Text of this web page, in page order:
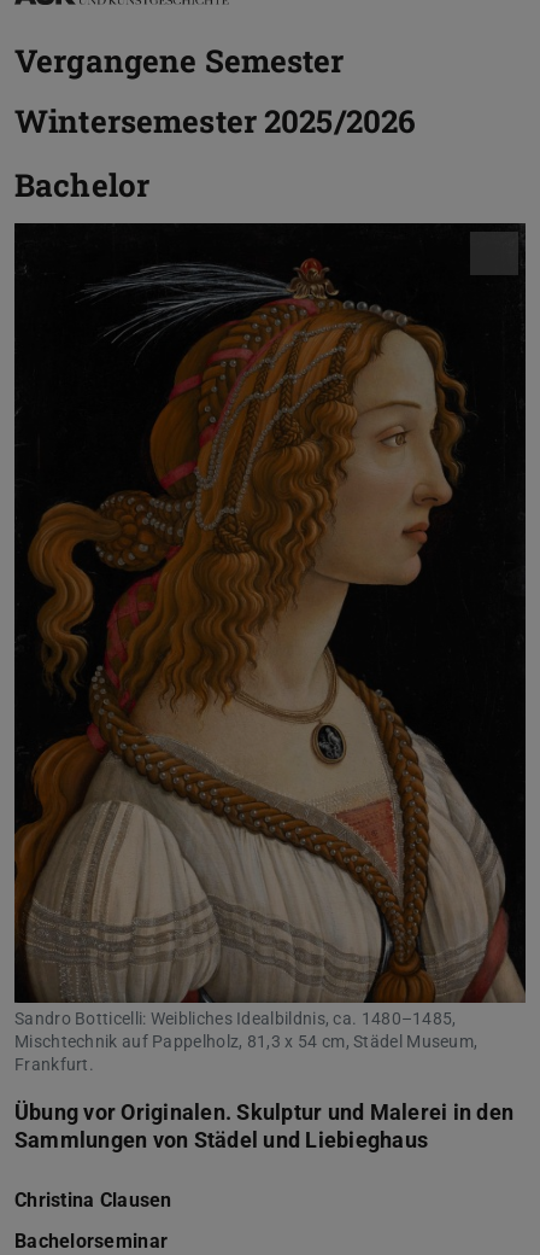
Vergangene Semester
Wintersemester 2025/2026
Bachelor
Sandro Botticelli: Weibliches Idealbildnis, ca. 1480–1485,
Mischtechnik auf Pappelholz, 81,3 x 54 cm, Städel Museum,
Frankfurt.
Übung vor Originalen. Skulptur und Malerei in den
Sammlungen von Städel und Liebieghaus
Christina Clausen
Bachelorseminar